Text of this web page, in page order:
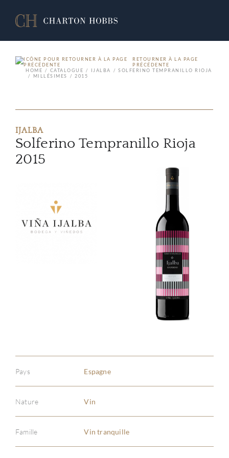
RETOURNER À LA PAGE
PRÉCÉDENTE
HOME
CATALOGUE IJALBA
SOLFERINO TEMPRANILLO RIOJA
MILLÉSIMES
2015
IJALBA
Solferino Tempranillo Rioja
2015
Pays Espagne
Nature Vin
Famille Vin tranquille